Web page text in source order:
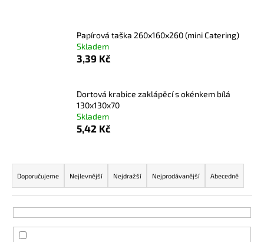
Papírová taška 260x160x260 (mini Catering)
Skladem
3,39 Kč
Dortová krabice zaklápěcí s okénkem bílá
130x130x70
Skladem
5,42 Kč
Ř
a
z
e
n
Doporučujeme Nejlevnější Nejdražší Nejprodávanější Abecedně
HNĚDÝ
600X400
1,92